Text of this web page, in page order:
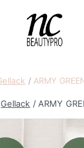
/ ARMY
Gellack / ARMY